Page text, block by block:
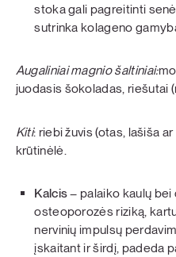
stoka gali pagreitinti
sutrinka kolageno
Augaliniai magnio šaltiniai:
juodasis šokoladas, riešutai
Kiti: riebi žuvis (otas, lašiša
krūtinėlė.
Kalcis– palaiko kaulų bei
osteoporozės riziką,
nervinių impulsų
įskaitant ir širdį, padeda